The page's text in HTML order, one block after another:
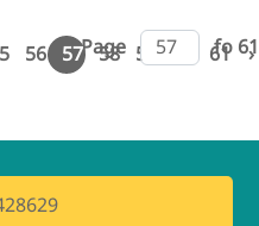
56 57 58 59 60 61 ›
Page fo 61